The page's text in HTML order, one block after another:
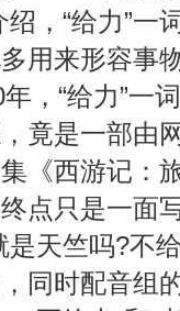
绍，“给力”
用来形容事
“给力”一词
竟是一部由
《西游记：
点只是一面
是天竺吗?不
同时配音组